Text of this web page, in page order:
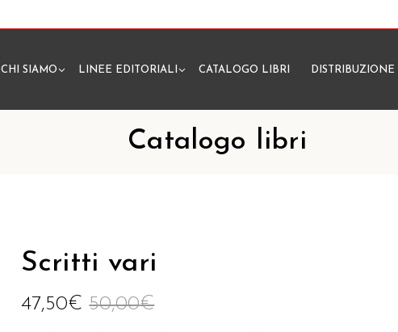
CHI SIAMO LINEE EDITORIALI CATALOGO LIBRI DISTRIBUZIONE
Catalogo libri
Scritti vari
50,00€
47,50€